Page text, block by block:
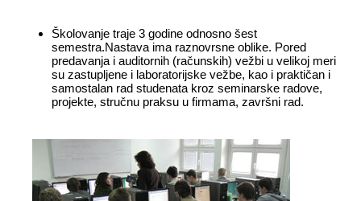
Školovanje traje 3 godine odnosno šest
semestra.Nastava ima raznovrsne oblike. Pored
predavanja i auditornih (računskih) vežbi u velikoj meri
su zastupljene i laboratorijske vežbe, kao i praktičan i
samostalan rad studenata kroz seminarske radove,
projekte, stručnu praksu u firmama, završni rad.